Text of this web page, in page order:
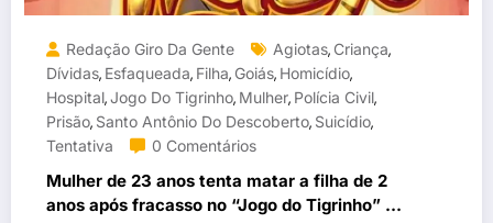
Redação Giro Da Gente Agiotas, Criança,
Dívidas, Esfaqueada, Filha, Goiás, Homicídio,
Hospital,Jogo Do Tigrinho, Mulher, Polícia Civil,
Prisão, Santo Antônio Do Descoberto, Suicídio,
Tentativa
0 Comentários
Mulher de 23 anos tenta matar a filha de 2
anos após fracasso no “Jogo do Tigrinho” em